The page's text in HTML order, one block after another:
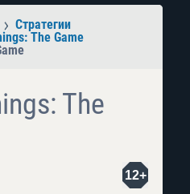
Стратегии
The Game
The
12+